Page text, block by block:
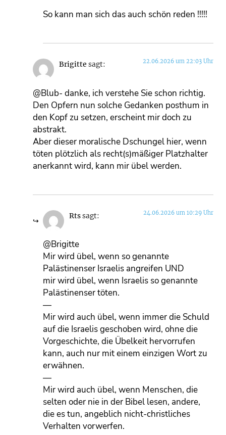
So kann man sich das auch schön reden !!!!!
Brigitte sagt: 22.06.2026 um 22:03 Uhr
@Blub- danke, ich verstehe Sie schon richtig.
Den Opfern nun solche Gedanken posthum in
den Kopf zu setzen, erscheint mir doch zu
abstrakt.
Aber dieser moralische Dschungel hier, wenn
töten plötzlich als recht(s)mäßiger Platzhalter
anerkannt wird, kann mir übel werden.
Rtssagt: 24.06.2026 um 10:29 Uhr
@Brigitte
Mir wird übel, wenn so genannte
Palästinenser Israelis angreifen UND
mir wird übel, wenn Israelis so genannte
Palästinenser töten.
—
Mir wird auch übel, wenn immer die Schuld
auf die Israelis geschoben wird, ohne die
Vorgeschichte, die Übelkeit hervorrufen
kann, auch nur mit einem einzigen Wort zu
erwähnen.
—
Mir wird auch übel, wenn Menschen, die
selten oder nie in der Bibel lesen, andere,
die es tun, angeblich nicht-christliches
Verhalten vorwerfen.